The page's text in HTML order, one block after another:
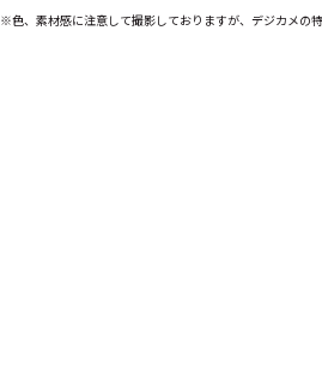
※色、素材感に注意して撮影しておりますが、デジカメの